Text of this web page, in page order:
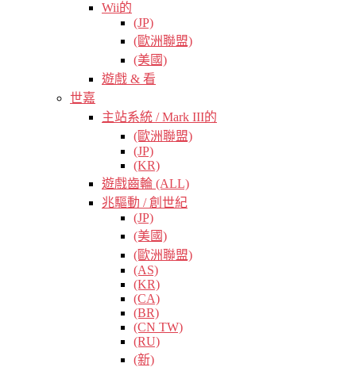
Wii的
(JP)
(歐洲聯盟)
(美國)
遊戲 & 看
世嘉
主站系統 / Mark III的
(歐洲聯盟)
(JP)
(KR)
遊戲齒輪 (ALL)
兆驅動 / 創世紀
(JP)
(美國)
(歐洲聯盟)
(AS)
(KR)
(CA)
(BR)
(CN TW)
(RU)
(新)